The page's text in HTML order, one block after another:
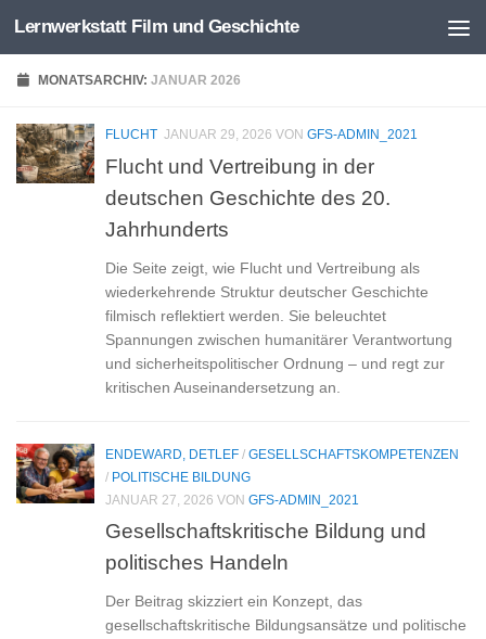
Zum Inhalt springen
Lernwerkstatt Film und Geschichte
MONATSARCHIV:JANUAR 2026
FLUCHT JANUAR 29, 2026 VON GFS-ADMIN_2021
Flucht und Vertreibung in der
deutschen Geschichte des 20.
Jahrhunderts
Die Seite zeigt, wie Flucht und Vertreibung als
wiederkehrende Struktur deutscher Geschichte
filmisch reflektiert werden. Sie beleuchtet
Spannungen zwischen humanitärer Verantwortung
und sicherheitspolitischer Ordnung – und regt zur
kritischen Auseinandersetzung an.
ENDEWARD, DETLEF / GESELLSCHAFTSKOMPETENZEN
/ POLITISCHE BILDUNG
JANUAR 27, 2026 VON GFS-ADMIN_2021
Gesellschaftskritische Bildung und
politisches Handeln
Der Beitrag skizziert ein Konzept, das
gesellschaftskritische Bildungsansätze und politische